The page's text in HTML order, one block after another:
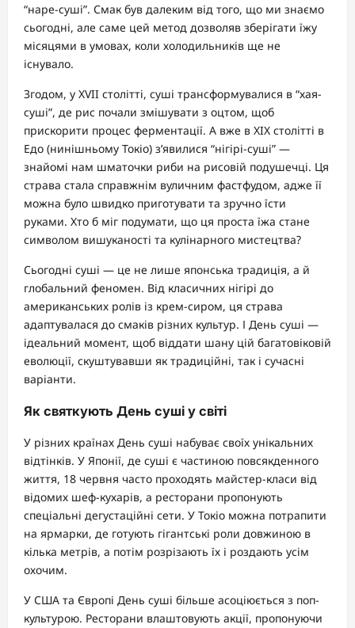
“наре-суші”. Смак був далеким від того, що ми знаємо
сьогодні, але саме цей метод дозволяв зберігати їжу
місяцями в умовах, коли холодильників ще не
існувало.
Згодом, у XVII столітті, суші трансформувалися в “хая-
суші”, де рис почали змішувати з оцтом, щоб
прискорити процес ферментації. А вже в XIX столітті в
Едо (нинішньому Токіо) з’явилися “нігірі-суші” —
знайомі нам шматочки риби на рисовій подушечці. Ця
страва стала справжнім вуличним фастфудом, адже її
можна було швидко приготувати та зручно їсти
руками. Хто б міг подумати, що ця проста їжа стане
символом вишуканості та кулінарного мистецтва?
Сьогодні суші — це не лише японська традиція, а й
глобальний феномен. Від класичних нігірі до
американських ролів із крем-сиром, ця страва
адаптувалася до смаків різних культур. І День суші —
ідеальний момент, щоб віддати шану цій багатовіковій
еволюції, скуштувавши як традиційні, так і сучасні
варіанти.
Як святкують День суші у світі
У різних країнах День суші набуває своїх унікальних
відтінків. У Японії, де суші є частиною повсякденного
життя, 18 червня часто проходять майстер-класи від
відомих шеф-кухарів, а ресторани пропонують
спеціальні дегустаційні сети. У Токіо можна потрапити
на ярмарки, де готують гігантські роли довжиною в
кілька метрів, а потім розрізають їх і роздають усім
охочим.
У США та Європі День суші більше асоціюється з поп-
культурою. Ресторани влаштовують акції, пропонуючи